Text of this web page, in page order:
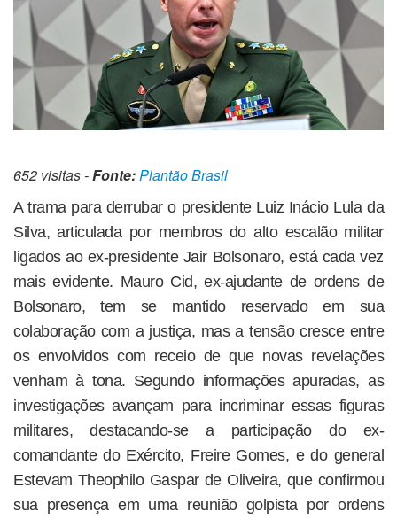
652 visitas -Fonte:Plantão Brasil
A trama para derrubar o presidente Luiz Inácio Lula da
Silva, articulada por membros do alto escalão militar
ligados ao ex-presidente Jair Bolsonaro, está cada vez
mais evidente. Mauro Cid, ex-ajudante de ordens de
Bolsonaro, tem se mantido reservado em sua
colaboração com a justiça, mas a tensão cresce entre
os envolvidos com receio de que novas revelações
venham à tona. Segundo informações apuradas, as
investigações avançam para incriminar essas figuras
militares, destacando-se a participação do ex-
comandante do Exército, Freire Gomes, e do general
Estevam Theophilo Gaspar de Oliveira, que confirmou
sua presença em uma reunião golpista por ordens